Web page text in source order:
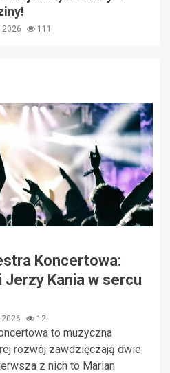
111
Koncertowa:
Jerzy Kania w sercu
12
to muzyczna
rozwój zawdzięczają dwie
z nich to Marian